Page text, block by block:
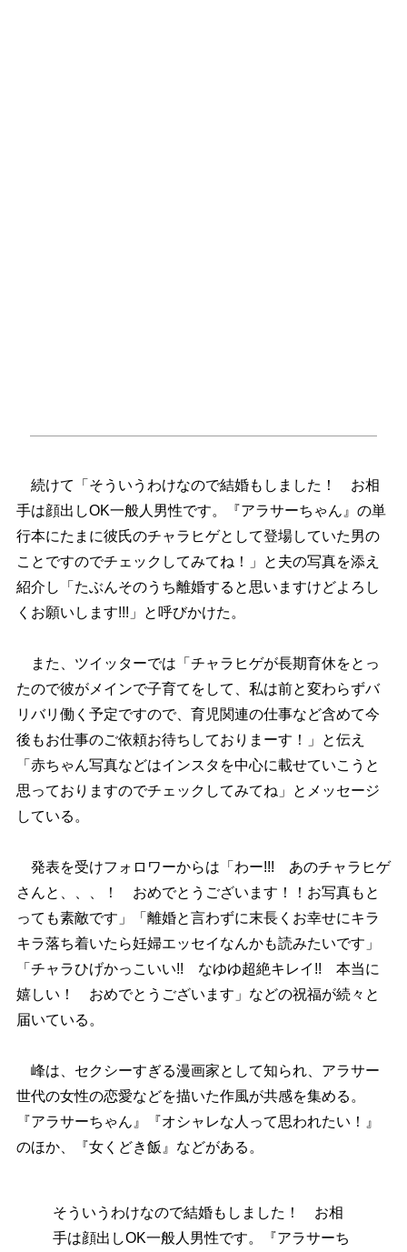
続けて「そういうわけなので結婚もしました！ お相
手は顔出しOK一般人男性です。『アラサーちゃん』の単
行本にたまに彼氏のチャラヒゲとして登場していた男の
ことですのでチェックしてみてね！」と夫の写真を添え
紹介し「たぶんそのうち離婚すると思いますけどよろし
くお願いします!!!」と呼びかけた。
また、ツイッターでは「チャラヒゲが長期育休をとっ
たので彼がメインで子育てをして、私は前と変わらずバ
リバリ働く予定ですので、育児関連の仕事など含めて今
後もお仕事のご依頼お待ちしておりまーす！」と伝え
「赤ちゃん写真などはインスタを中心に載せていこうと
思っておりますのでチェックしてみてね」とメッセージ
している。
発表を受けフォロワーからは「わー!!! あのチャラヒゲ
さんと、、、！ おめでとうございます！！お写真もと
っても素敵です」「離婚と言わずに末長くお幸せにキラ
キラ落ち着いたら妊婦エッセイなんかも読みたいです」
「チャラひげかっこいい!! なゆゆ超絶キレイ!! 本当に
嬉しい！ おめでとうございます」などの祝福が続々と
届いている。
峰は、セクシーすぎる漫画家として知られ、アラサー
世代の女性の恋愛などを描いた作風が共感を集める。
『アラサーちゃん』『オシャレな人って思われたい！』
のほか、『女くどき飯』などがある。
そういうわけなので結婚もしました！ お相
手は顔出しOK一般人男性です。『アラサーち